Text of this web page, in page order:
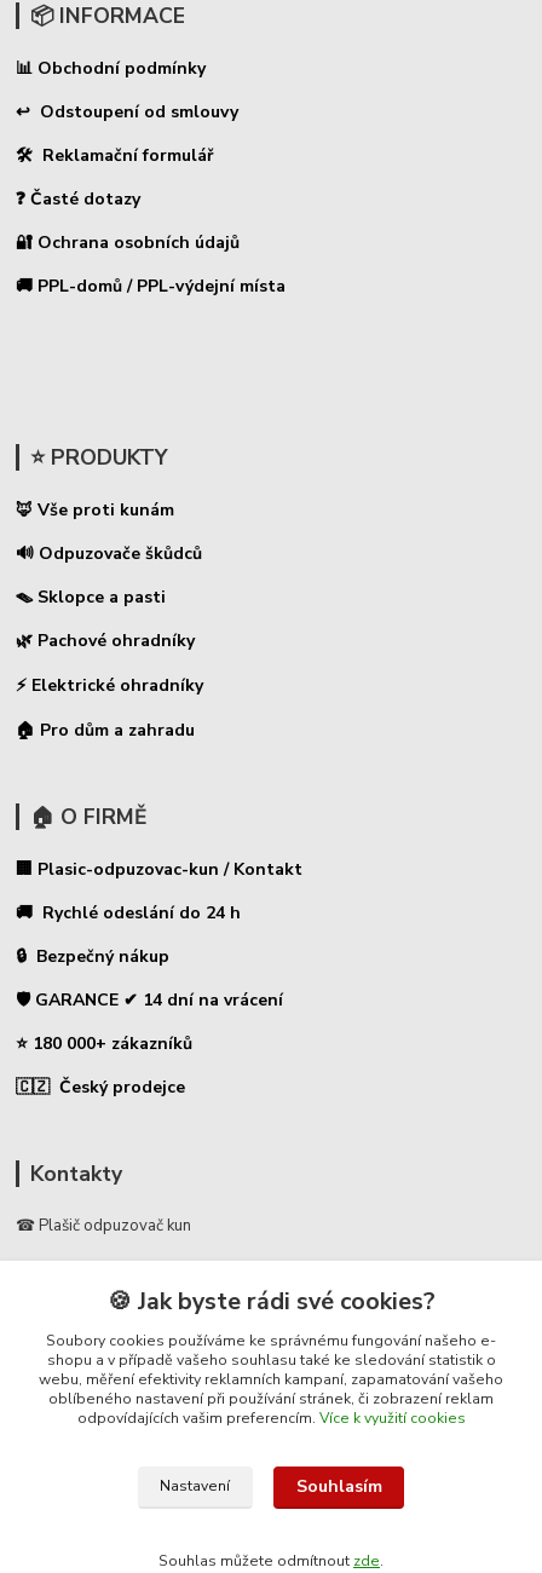
📦 INFORMACE
📊 Obchodní podmínky
↩ Odstoupení od smlouvy
🛠 Reklamační formulář
❓ Časté dotazy
🔐 Ochrana osobních údajů
🚚 PPL-domů / PPL-výdejní místa
⭐ PRODUKTY
🦊 Vše proti kunám
🔊 Odpuzovače škůdců
🪤 Sklopce a pasti
🌿 Pachové ohradníky
⚡ Elektrické ohradníky
🏠 Pro dům a zahradu
🏠 O FIRMĚ
🏢 Plasic-odpuzovac-kun / Kontakt
🚚 Rychlé odeslání do 24 h
🔒 Bezpečný nákup
🛡️ GARANCE ✔ 14 dní na vrácení
⭐ 180 000+ zákazníků
🇨🇿 Český prodejce
Kontakty
☎ Plašič odpuzovač kun
📞 728 007 997
⏰ Po-Pá | 7:00 - 13:30 |
info@repulse.cz
🍪 Jak byste rádi své cookies?
Soubory cookies používáme ke správnému fungování našeho e-
shopu a v případě vašeho souhlasu také ke sledování statistik o
webu, měření efektivity reklamních kampaní, zapamatování vašeho
oblíbeného nastavení při používání stránek, či zobrazení reklam
odpovídajících vašim preferencím. Více k využití cookies
Nastavení Souhlasím
Souhlas můžete odmítnout zde.